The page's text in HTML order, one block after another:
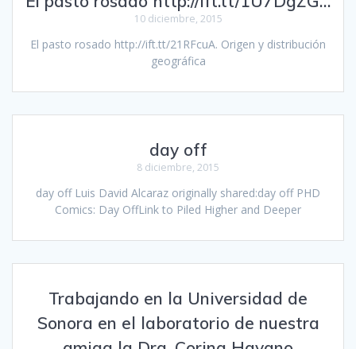
10 diciembre, 2015
El pasto rosado http://ift.tt/21RFcuA. Origen y distribución
geográfica
day off
8 diciembre, 2015
day off Luis David Alcaraz originally shared:day off PHD
Comics: Day OffLink to Piled Higher and Deeper
Trabajando en la Universidad de
Sonora en el laboratorio de nuestra